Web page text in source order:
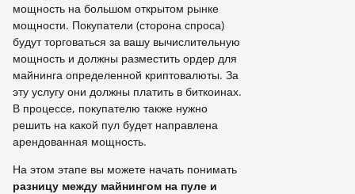
мощность на большом открытом рынке
мощности. Покупатели (сторона спроса)
будут торговаться за вашу вычислительную
мощность и должны разместить ордер для
майнинга определенной криптовалюты. За
эту услугу они должны платить в биткоинах.
В процессе, покупателю также нужно
решить на какой пул будет направлена
арендованная мощность.
На этом этапе вы можете начать понимать
разницу между майнингом на пуле и